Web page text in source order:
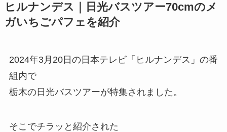
ヒルナンデス｜日光バスツアー70cmのメ
ガいちごパフェを紹介
2024年3月20日の日本テレビ「ヒルナンデス」の番
組内で
栃木の日光バスツアーが特集されました。
そこでチラッと紹介された